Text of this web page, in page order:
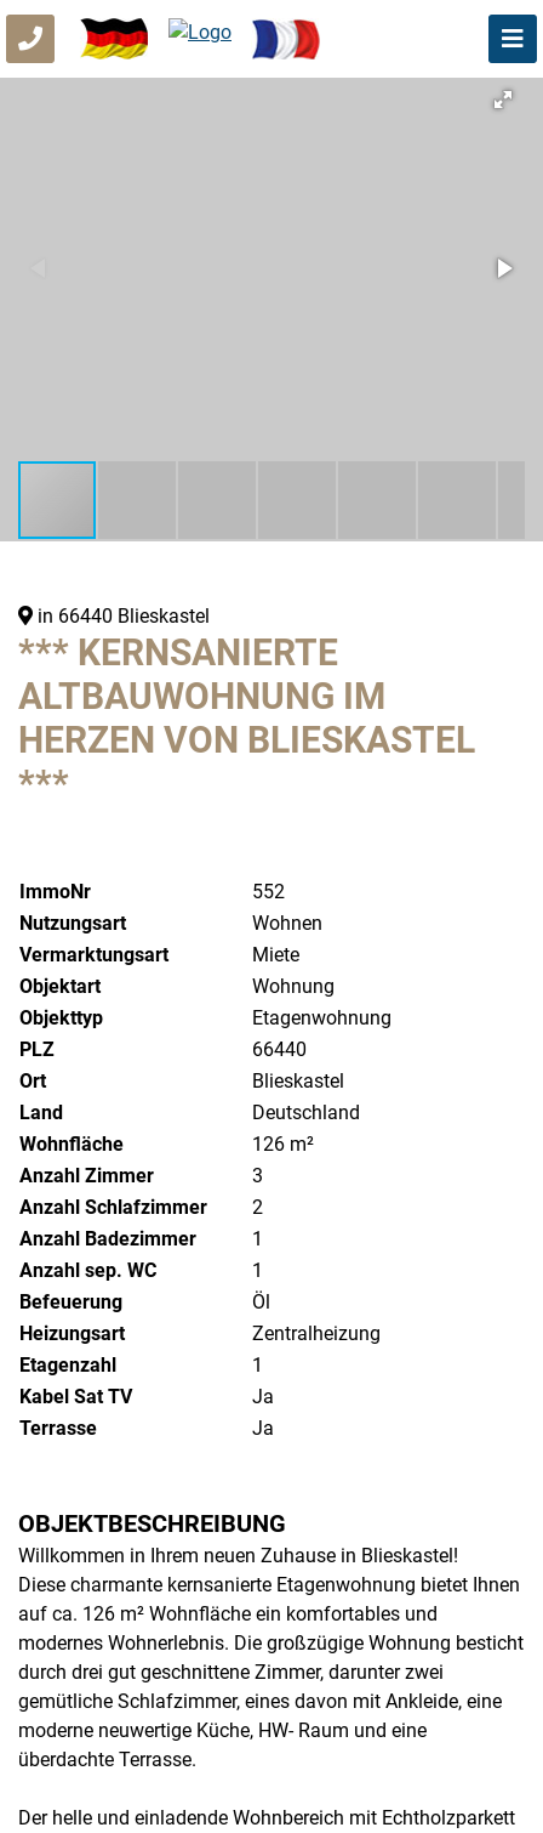
in 66440 Blieskastel
*** KERNSANIERTE
ALTBAUWOHNUNG IM
HERZEN VON BLIESKASTEL
***
ImmoNr
552
Nutzungsart
Wohnen
Vermarktungsart
Miete
Objektart
Wohnung
Objekttyp
Etagenwohnung
PLZ
66440
Ort
Blieskastel
Land
Deutschland
Wohnfläche
126 m²
Anzahl Zimmer
3
Anzahl Schlafzimmer
2
Anzahl Badezimmer
1
Anzahl sep. WC
1
Befeuerung
Öl
Heizungsart
Zentralheizung
Etagenzahl
1
Kabel Sat TV
Ja
Terrasse
Ja
OBJEKTBESCHREIBUNG
Willkommen in Ihrem neuen Zuhause in Blieskastel!
Diese charmante kernsanierte Etagenwohnung bietet Ihnen
auf ca. 126 m² Wohnfläche ein komfortables und
modernes Wohnerlebnis. Die großzügige Wohnung besticht
durch drei gut geschnittene Zimmer, darunter zwei
gemütliche Schlafzimmer, eines davon mit Ankleide, eine
moderne neuwertige Küche, HW- Raum und eine
überdachte Terrasse.
Der helle und einladende Wohnbereich mit Echtholzparkett